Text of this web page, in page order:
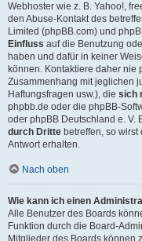
Webhoster wie z. B. Yahoo!,
den Abuse-Kontakt des
Limited (phpBB.com) und
Einfluss auf die Benutzung
haben und dafür in keiner
können. Kontaktiere daher nie
Zusammenhang mit jeglichen
Haftungsfragen usw.), die sich
phpbb.de oder die phpBB-
oder phpBB Deutschland e. V.
durch Dritte betreffen, so
Antwort erhalten.
Nach oben
Wie kann ich einen
Alle Benutzer des Boards
Funktion durch die Board-
Mitglieder des Boards können